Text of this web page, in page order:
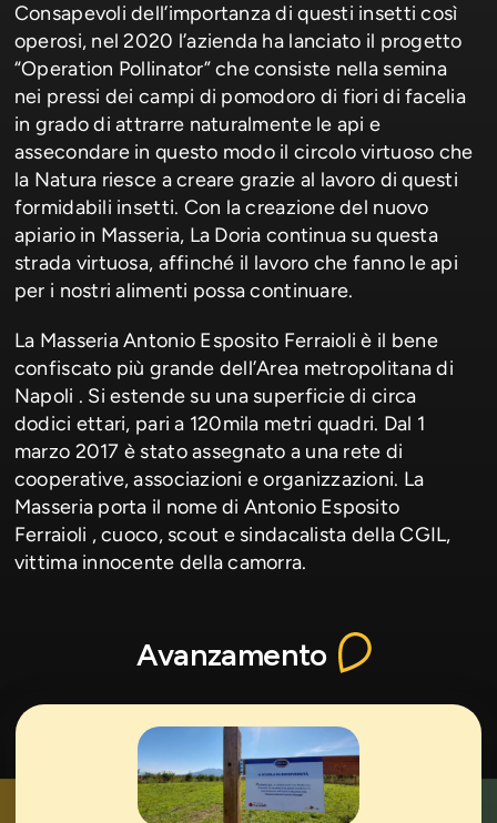
Consapevoli dell’importanza di questi insetti così
operosi, nel 2020 l’azienda ha lanciato il progetto
“Operation Pollinator” che consiste nella semina
nei pressi dei campi di pomodoro di fiori di facelia
in grado di attrarre naturalmente le api e
assecondare in questo modo il circolo virtuoso che
la Natura riesce a creare grazie al lavoro di questi
formidabili insetti. Con la creazione del nuovo
apiario in Masseria, La Doria continua su questa
strada virtuosa, affinché il lavoro che fanno le api
per i nostri alimenti possa continuare.
La Masseria Antonio Esposito Ferraioli è il bene
confiscato più grande dell’Area metropolitana di
Napoli . Si estende su una superficie di circa
dodici ettari, pari a 120mila metri quadri. Dal 1
marzo 2017 è stato assegnato a una rete di
cooperative, associazioni e organizzazioni. La
Masseria porta il nome di Antonio Esposito
Ferraioli , cuoco, scout e sindacalista della CGIL,
vittima innocente della camorra.
Avanzamento